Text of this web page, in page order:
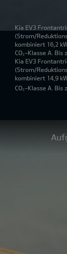
Kia EV3
(Strom/
kombiniert 16,2
CO₂-Klasse A. Bis
Kia EV3
(Strom/
kombiniert 14,9
CO₂-Klasse A. Bis